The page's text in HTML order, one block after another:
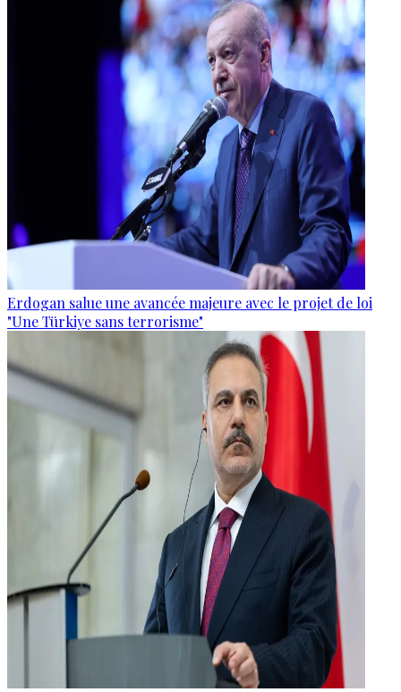
Erdogan salue une avancée majeure avec le projet de loi
"Une Türkiye sans terrorisme"